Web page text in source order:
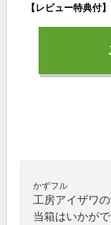
かずフル
工房アイザワ
当箱はいかが